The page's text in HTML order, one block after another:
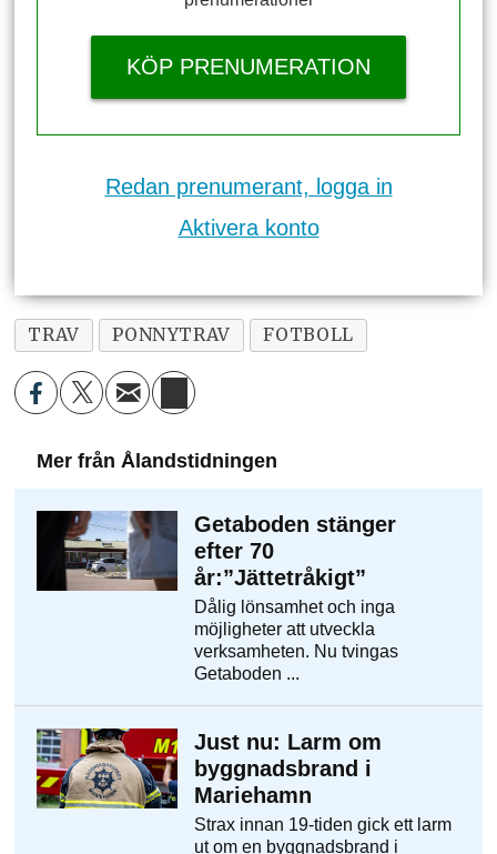
KÖP PRENUMERATION
Redan prenumerant, logga in
Aktivera konto
TRAV PONNYTRAV FOTBOLL